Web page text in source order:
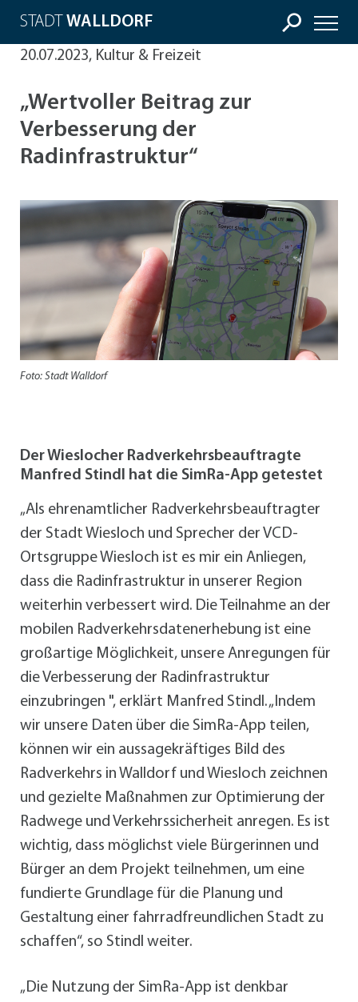
STADT WALLDORF
20.07.2023, Kultur & Freizeit
„Wertvoller Beitrag zur
Verbesserung der
Radinfrastruktur“
Foto: Stadt Walldorf
Der Wieslocher Radverkehrsbeauftragte
Manfred Stindl hat die SimRa-App getestet
„Als ehrenamtlicher Radverkehrsbeauftragter
der Stadt Wiesloch und Sprecher der VCD-
Ortsgruppe Wiesloch ist es mir ein Anliegen,
dass die Radinfrastruktur in unserer Region
weiterhin verbessert wird. Die Teilnahme an der
mobilen Radverkehrsdatenerhebung ist eine
großartige Möglichkeit, unsere Anregungen für
die Verbesserung der Radinfrastruktur
einzubringen ", erklärt Manfred Stindl. „Indem
wir unsere Daten über die SimRa-App teilen,
können wir ein aussagekräftiges Bild des
Radverkehrs in Walldorf und Wiesloch zeichnen
und gezielte Maßnahmen zur Optimierung der
Radwege und Verkehrssicherheit anregen. Es ist
wichtig, dass möglichst viele Bürgerinnen und
Bürger an dem Projekt teilnehmen, um eine
fundierte Grundlage für die Planung und
Gestaltung einer fahrradfreundlichen Stadt zu
schaffen“, so Stindl weiter.
„Die Nutzung der SimRa-App ist denkbar